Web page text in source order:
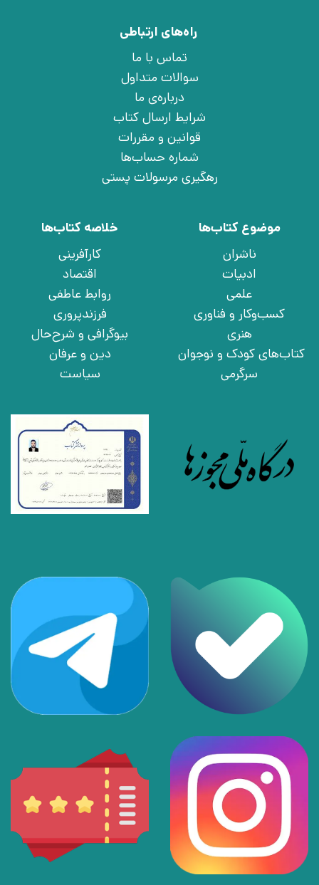
راه‌های ارتباطی
تماس با ما
سوالات متداول
درباره‌ی ما
شرایط ارسال کتاب
قوانین و مقررات
شماره حساب‌ها
رهگیری مرسولات پستی
موضوع کتاب‌ها
ناشران
ادبیات
علمی
کسب‌وکار و فناوری
هنری
کتاب‌های کودک و نوجوان
سرگرمی
خلاصه کتاب‌ها
کارآفرینی
اقتصاد
روابط عاطفی
فرزندپروری
بیوگرافی و شرح‌حال
دین و عرفان
سیاست